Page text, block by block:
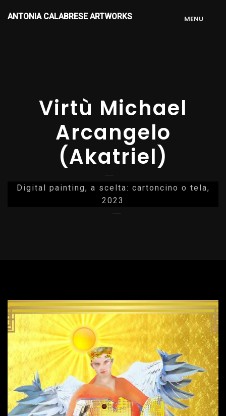
ANTONIA CALABRESE ARTWORKS MENU
Virtù Michael
Arcangelo
(Akatriel)
Digital painting, a scelta: cartoncino o tela,
2023